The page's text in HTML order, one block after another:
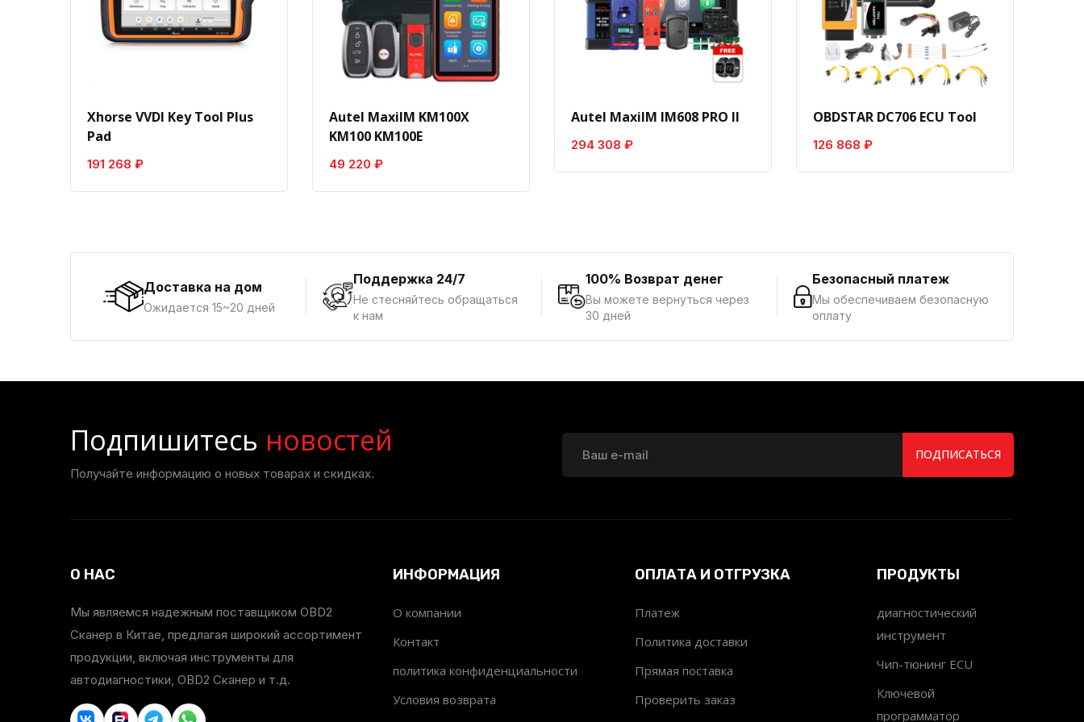
Xhorse VVDI Key Tool Plus
Pad
191 268 ₽
Autel MaxiIM KM100X
KM100 KM100E
49 220 ₽
Autel MaxiIM IM608 PRO II
294 308 ₽
OBDSTAR DC706 ECU Tool
126 868 ₽
Доставка на дом
Ожидается 15~20 дней
Поддержка 24/7
Не стесняйтесь обращаться
к нам
100% Возврат денег
Вы можете вернуться через
30 дней
Безопасный платеж
Мы обеспечиваем безопасную
оплату
Подпишитесь новостей
Получайте информацию о новых товарах и скидках.
ПОДПИСАТЬСЯ
О НАС
Мы являемся надежным поставщиком OBD2
Сканер в Китае, предлагая широкий ассортимент
продукции, включая инструменты для
автодиагностики, OBD2 Сканер и т.д.
ИНФОРМАЦИЯ
О компании
Контакт
политика конфиденциальности
Условия возврата
ОПЛАТА И ОТГРУЗКА
Платеж
Политика доставки
Прямая поставка
Проверить заказ
ПРОДУКТЫ
диагностический
инструмент
Чип-тюнинг ECU
Ключевой
программатор